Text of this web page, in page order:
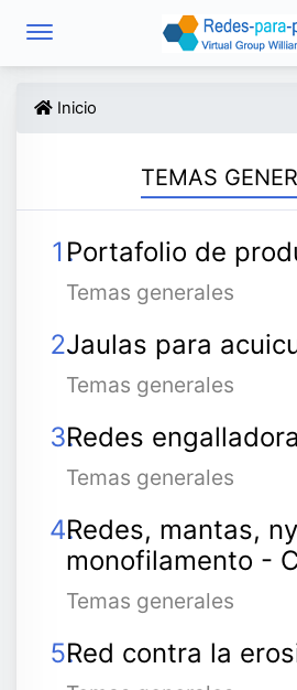
Inicio
TEMAS
Portafolio de
Temas generales
Jaulas para
Temas generales
Redes
Temas generales
Redes, mantas,
monofilamento -
Temas generales
Red contra la